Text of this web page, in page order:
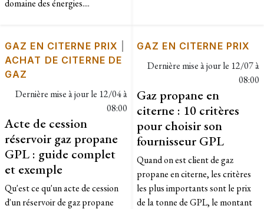
domaine des énergies....
GAZ EN CITERNE PRIX
ACHAT DE CITERNE DE
GAZ
Dernière mise à jour le 12/04 à
08:00
Acte de cession
réservoir gaz propane
GPL : guide complet
et exemple
Qu'est ce qu'un acte de cession
d'un réservoir de gaz propane
GAZ EN CITERNE PRIX
Dernière mise à jour le 12/07 à
08:00
Gaz propane en
citerne : 10 critères
pour choisir son
fournisseur GPL
Quand on est client de gaz
propane en citerne, les critères
les plus importants sont le prix
de la tonne de GPL, le montant